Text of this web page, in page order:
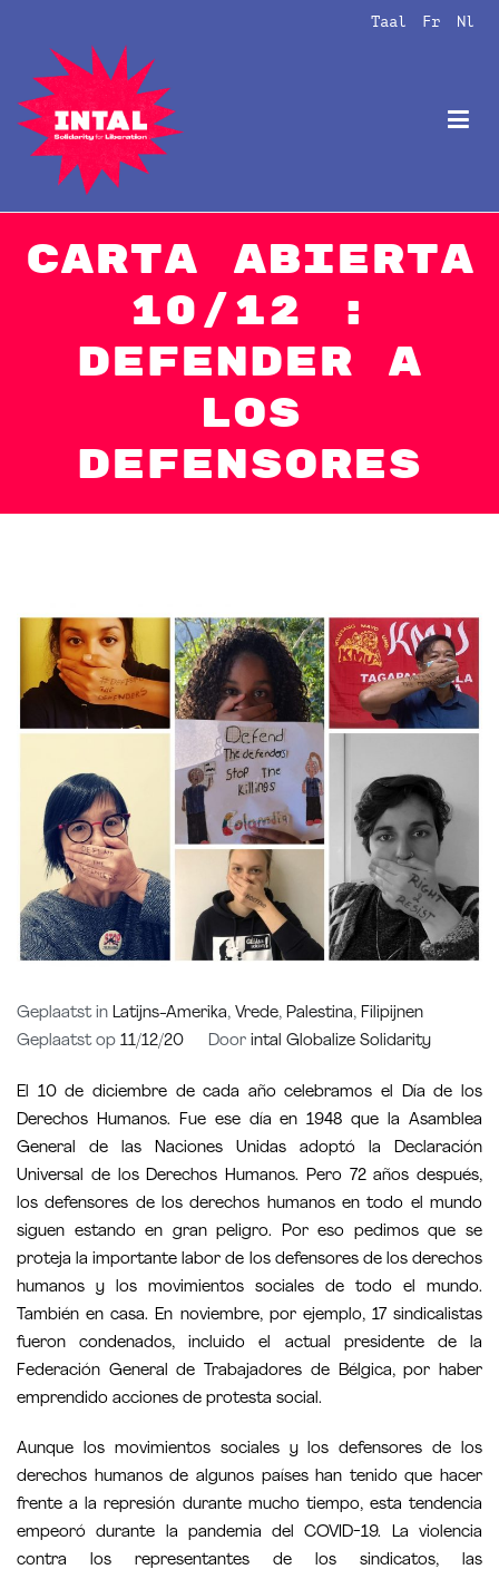
springen
Taal Fr Nl
Intal
Globalize Solidarity!
Carta abierta
10/12 :
Defender a
los
defensores
Geplaatst in Latijns-Amerika, Vrede, Palestina, Filipijnen
Geplaatst op 11/12/20 Door intal Globalize Solidarity
El 10 de diciembre de cada año celebramos el Día de los
Derechos Humanos. Fue ese día en 1948 que la Asamblea
General de las Naciones Unidas adoptó la Declaración
Universal de los Derechos Humanos. Pero 72 años después,
los defensores de los derechos humanos en todo el mundo
siguen estando en gran peligro. Por eso pedimos que se
proteja la importante labor de los defensores de los derechos
humanos y los movimientos sociales de todo el mundo.
También en casa. En noviembre, por ejemplo, 17 sindicalistas
fueron condenados, incluido el actual presidente de la
Federación General de Trabajadores de Bélgica, por haber
emprendido acciones de protesta social.
Aunque los movimientos sociales y los defensores de los
derechos humanos de algunos países han tenido que hacer
frente a la represión durante mucho tiempo, esta tendencia
empeoró durante la pandemia del COVID-19. La violencia
contra los representantes de los sindicatos, las